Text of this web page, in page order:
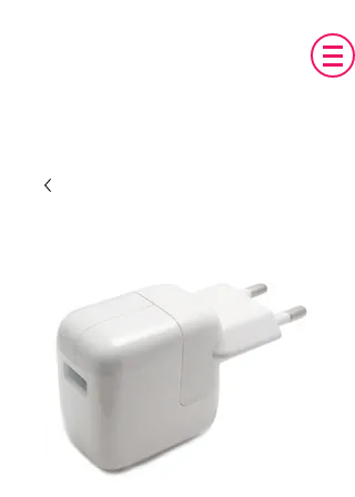
טכנו מ.א.ג
פיתוח והתאמת אביזרים לאנשים עם צרכים
מיוחדים